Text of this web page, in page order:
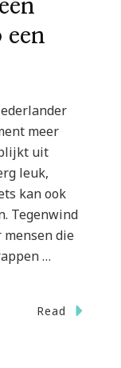
een
meer
uit
leuk,
kan ook
Tegenwind
die
…
Read